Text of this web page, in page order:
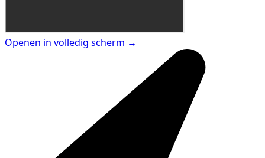
Openen in volledig scherm →